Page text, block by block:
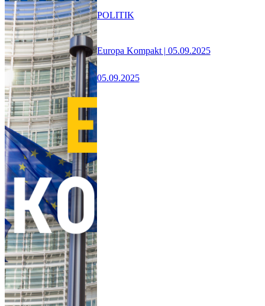
Europa Kompakt | 05.09.2025
05.09.2025
POLITIK